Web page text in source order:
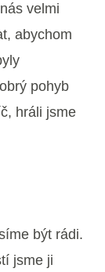
velmi
abychom
pohyb
hráli jsme
být rádi.
jsme ji